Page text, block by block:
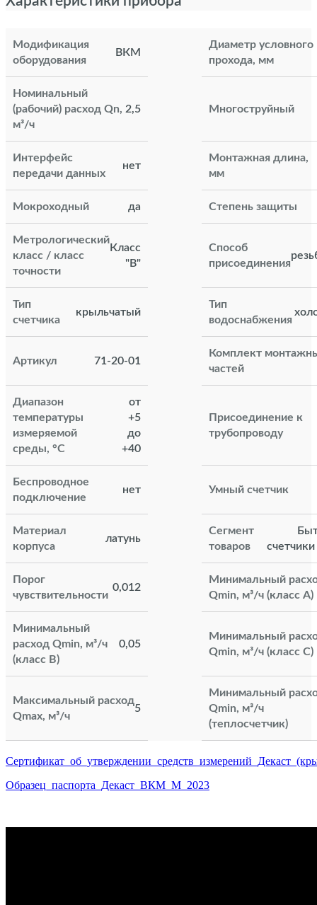
Модификация
оборудования
ВКМ
Диаметр условного
прохода, мм
Номинальный
(рабочий) расход Qn,
м³/ч
2,5 Многоструйный
Интерфейс
передачи данных
нет
Монтажная длина,
мм
Мокроходный да Степень защиты
Метрологический
класс / класс
точности
Класс
"В"
Способ
присоединения
Тип
счетчика
крыльчатый
Тип
водоснабжения
Артикул 71-20-01
Комплект
частей
Диапазон
температуры
измеряемой
среды, °С
от
+5
до
+40
Присоединение к
трубопроводу
Беспроводное
подключение
нет Умный счетчик
Материал
корпуса
латунь
Сегмент
товаров
Порог
чувствительности
0,012
Минимальный
Qmin, м³/ч (класс А)
Минимальный
расход Qmin, м³/ч
(класс В)
0,05
Минимальный
Qmin, м³/ч (класс С)
Максимальный расход
Qmax, м³/ч
5
Минимальный
Qmin, м³/ч
(теплосчетчик)
Образец_паспорта_Декаст_ВКМ_М_2023